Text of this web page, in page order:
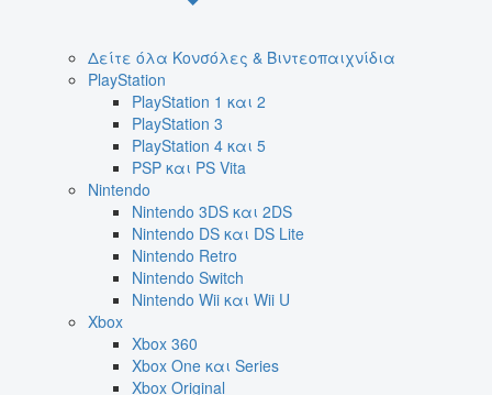
Δείτε όλα Κονσόλες & Βιντεοπαιχνίδια
PlayStation
PlayStation 1 και 2
PlayStation 3
PlayStation 4 και 5
PSP και PS Vita
Nintendo
Nintendo 3DS και 2DS
Nintendo DS και DS Lite
Nintendo Retro
Nintendo Switch
Nintendo Wii και Wii U
Xbox
Xbox 360
Xbox One και Series
Xbox Original